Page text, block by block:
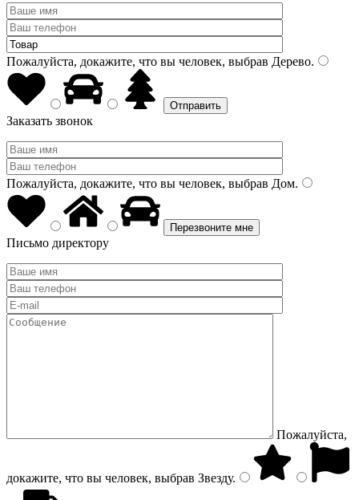
Пожалуйста, докажите, что вы человек, выбрав Дерево.
Заказать звонок
Пожалуйста, докажите, что вы человек, выбрав Дом.
Письмо директору
Пожалуйста,
докажите, что вы человек, выбрав Звезду.